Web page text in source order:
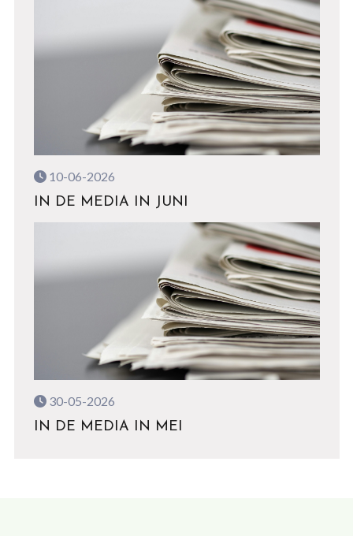
10-06-2026
IN DE MEDIA IN JUNI
30-05-2026
IN DE MEDIA IN MEI